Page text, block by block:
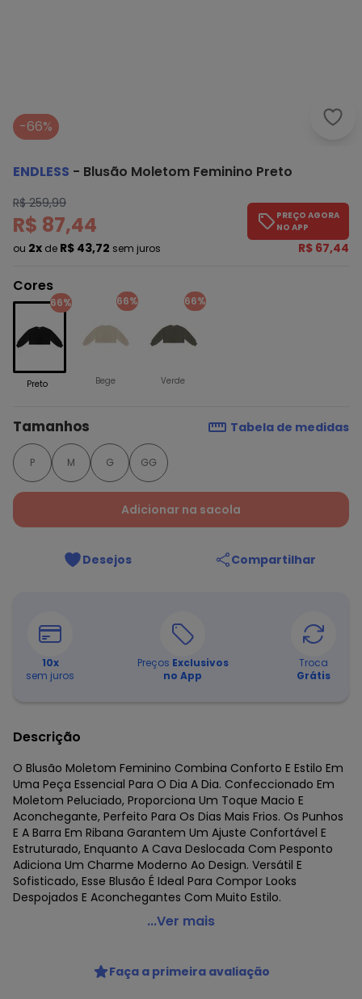
-66%
ENDLESS - Blusão Moletom Feminino Preto
R$ 259,99
R$ 87,44
ou 2x de R$ 43,72 sem juros
PREÇO AGORA
NO APP
R$ 67,44
Cores
66%
Preto
66%
Bege
66%
Verde
Tamanhos Tabela de medidas
P M G GG
Adicionar na sacola
Desejos Compartilhar
10x
sem juros
Preços Exclusivos
no App
Troca
Grátis
Descrição
O Blusão Moletom Feminino Combina Conforto E Estilo Em
Uma Peça Essencial Para O Dia A Dia. Confeccionado Em
Moletom Peluciado, Proporciona Um Toque Macio E
Aconchegante, Perfeito Para Os Dias Mais Frios. Os Punhos
E A Barra Em Ribana Garantem Um Ajuste Confortável E
Estruturado, Enquanto A Cava Deslocada Com Pesponto
Adiciona Um Charme Moderno Ao Design. Versátil E
Sofisticado, Esse Blusão É Ideal Para Compor Looks
Despojados E Aconchegantes Com Muito Estilo.
Endless - Blusão Moletom Feminino Preto
Decote frente: Redondo
Fornecedor: ROVITEX IND E COM DE MALHAS LTDA / CNPJ
...Ver mais
Faça a primeira avaliação